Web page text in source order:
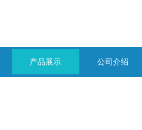
产品展示 公司介绍